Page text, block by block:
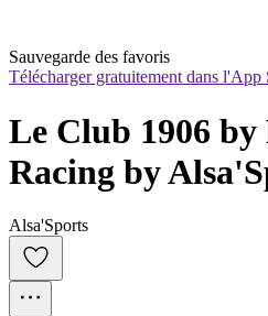
Sauvegarde des favoris
Télécharger gratuitement dans l'App
Le Club 1906
Racing by
Alsa'Sports